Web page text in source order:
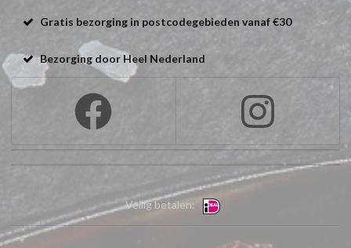
Gratis bezorging in postcodegebieden vanaf €30
Bezorging door Heel Nederland
Veilig betalen: